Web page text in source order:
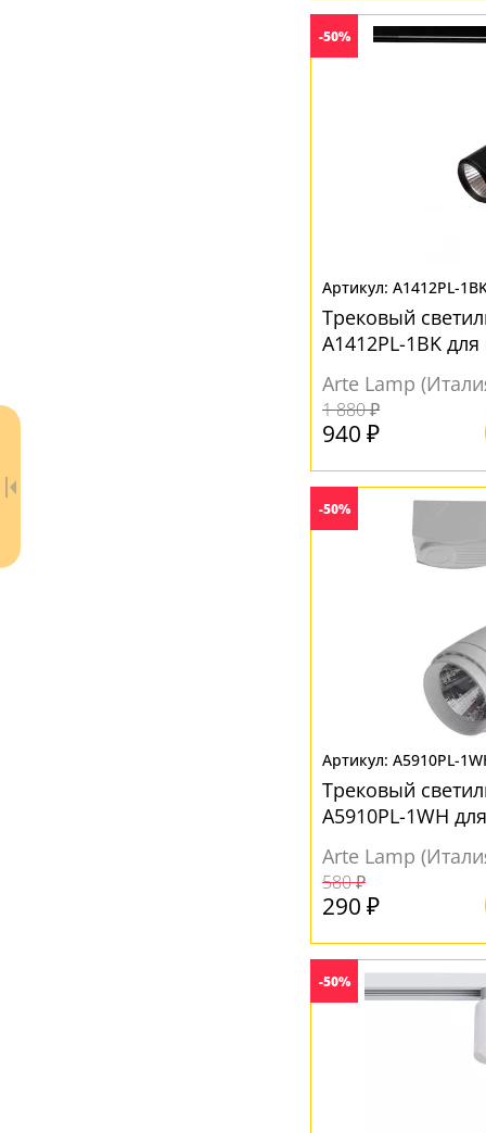
- бесплатно по России
-50%
A1412PL-
Трековый
A1412PL-1BK
Arte Lamp
1 880 ₽
940 ₽
-50%
A5910PL-
Трековый
A5910PL-1WH
Arte Lamp
580 ₽
290 ₽
-50%